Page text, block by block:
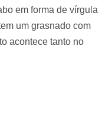
em forma de vírgula
um grasnado com
acontece tanto no